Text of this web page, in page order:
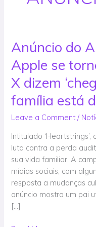
Anúncio do
Apple se
X dizem
família está
Leave a Comment /
Intitulado
luta contra a perda
sua vida familiar. A
mídias sociais, com
resposta a mudanças
anúncio mostra um pai
[…]
Anúncio
do
AirPods
Pro
2
da
Apple
torna
viral,
usuários
do
X
dizem
‘chega